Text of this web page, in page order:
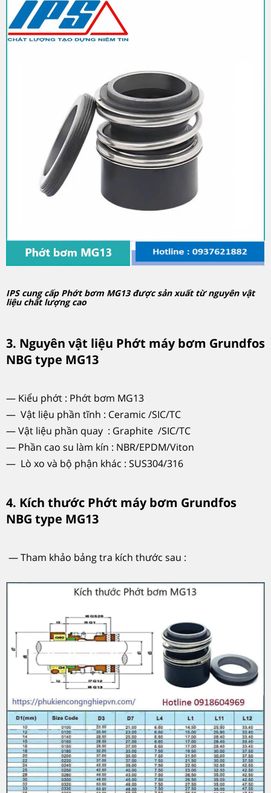
IPS cung cấp Phớt bơm MG13 được sản xuất từ nguyên vật
liệu chất lượng cao
3. Nguyên vật liệu Phớt máy bơm Grundfos
NBG type MG13
— Kiểu phớt : Phớt bơm MG13
— Vật liệu phần tĩnh : Ceramic /SIC/TC
— Vật liệu phần quay : Graphite /SIC/TC
— Phần cao su làm kín : NBR/EPDM/Viton
— Lò xo và bộ phận khác : SUS304/316
4. Kích thước Phớt máy bơm Grundfos
NBG type MG13
— Tham khảo bảng tra kích thước sau :